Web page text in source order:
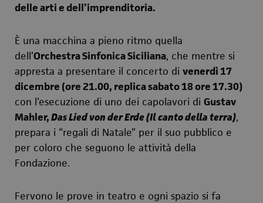
delle arti e dell’imprenditoria.
È una macchina a pieno ritmo quella
dell’Orchestra Sinfonica Siciliana, che mentre si
appresta a presentare il concerto di venerdì 17
dicembre (ore 21.00, replica sabato 18 ore 17.30)
con l’esecuzione di uno dei capolavori di Gustav
Mahler,Das Lied von der Erde (Il canto della terra),
prepara i “regali di Natale” per il suo pubblico e
per coloro che seguono le attività della
Fondazione.
Fervono le prove in teatro e ogni spazio si fa